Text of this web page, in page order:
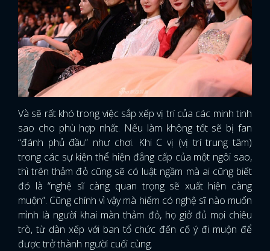
Và sẽ rất khó trong việc sắp xếp vị trí của các minh tinh
sao cho phù hợp nhất. Nếu làm không tốt sẽ bị fan
“đánh phủ đầu” như chơi. Khi C vị (vị trí trung tâm)
trong các sự kiện thể hiện đẳng cấp của một ngôi sao,
thì trên thảm đỏ cũng sẽ có luật ngầm mà ai cũng biết
đó là “nghệ sĩ càng quan trọng sẽ xuất hiện càng
muộn”. Cũng chính vì vậy mà hiếm có nghệ sĩ nào muốn
mình là người khai màn thảm đỏ, họ giở đủ mọi chiêu
trò, từ dàn xếp với ban tổ chức đến cố ý đi muộn để
được trở thành người cuối cùng.